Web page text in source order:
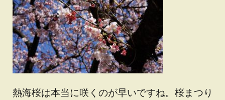
熱海桜は本当に咲くのが早いですね。桜まつり